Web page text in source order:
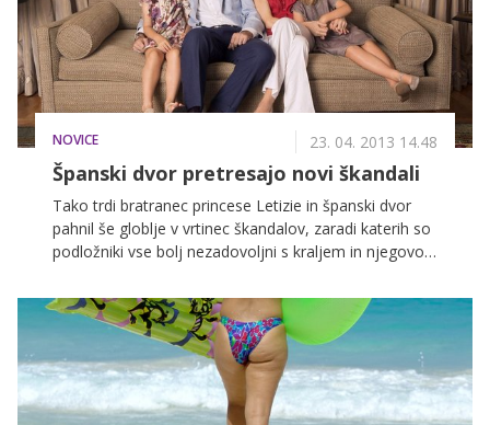
NOVICE 23. 04. 2013 14.48
Španski dvor pretresajo novi škandali
Tako trdi bratranec princese Letizie in španski dvor
pahnil še globlje v vrtinec škandalov, zaradi katerih so
podložniki vse bolj nezadovoljni s kraljem in njegovo
prevelikega trošenja državnega denarja, kraljeve
nezvestobe je tokrat na vrsti princesa Letizia, ki ji je
nož v hrbet zaril kar njen sorodnik s knjigo, ki razkriva
mnogo temačnih skrivnosti iz njene preteklosti. Med
drugim tudi to, da naj bi Letizia pred poroko s princem
Felipejem naredila splav.